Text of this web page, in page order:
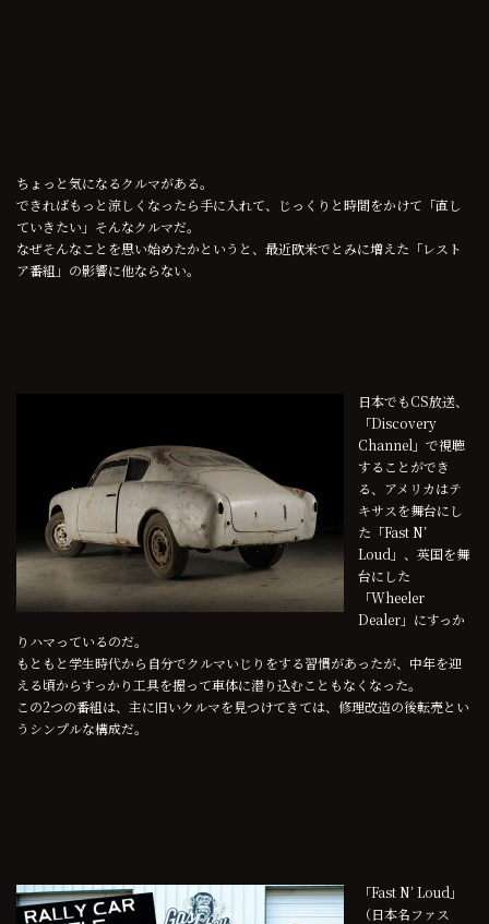
ちょっと気になるクルマがある。
できればもっと涼しくなったら手に入れて、じっくりと時間をかけて「直し
ていきたい」そんなクルマだ。
なぜそんなことを思い始めたかというと、最近欧米でとみに増えた「レスト
ア番組」の影響に他ならない。
日本でもCS放送、
「Discovery
Channel」で視聴
することができ
る、アメリカはテ
キサスを舞台にし
た「Fast N’
Loud」、英国を舞
台にした
「Wheeler
Dealer」にすっか
りハマっているのだ。
もともと学生時代から自分でクルマいじりをする習慣があったが、中年を迎
える頃からすっかり工具を握って車体に潜り込むこともなくなった。
この2つの番組は、主に旧いクルマを見つけてきては、修理改造の後転売とい
うシンプルな構成だ。
「Fast N’ Loud」
（日本名ファス